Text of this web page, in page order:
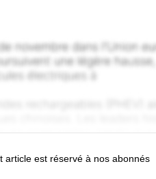
article est réservé à nos abonnés